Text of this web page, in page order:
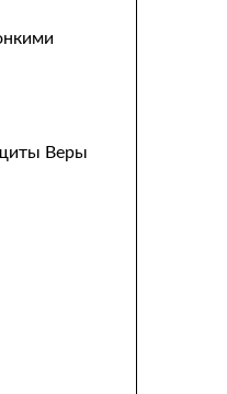
Веры